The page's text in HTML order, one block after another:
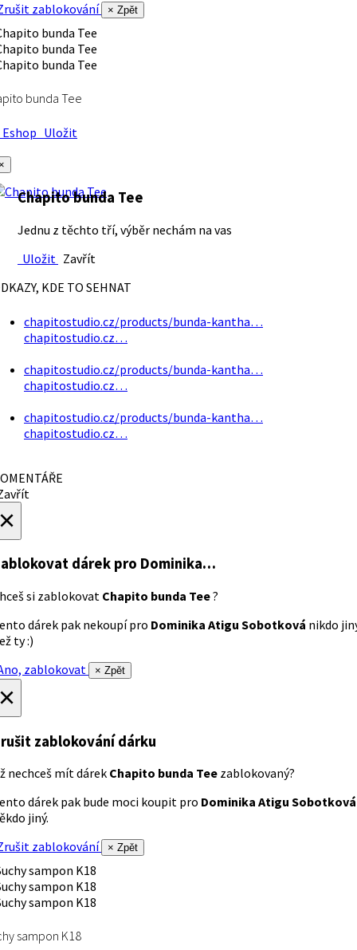
zablokování
× Zpět
bunda Tee
Uložit
Chapito bunda Tee
Jednu z těchto tří, výběr nechám na vas
Uložit Zavřít
KDE TO SEHNAT
chapitostudio.cz/products/bunda-kantha…
chapitostudio.cz…
chapitostudio.cz/products/bunda-kantha…
chapitostudio.cz…
chapitostudio.cz/products/bunda-kantha…
chapitostudio.cz…
dárek pro Dominika…
si zablokovat Chapito bunda Tee?
dárek pak nekoupí pro Dominika Atigu Sobotková nikdo
ty :)
zablokovat
× Zpět
zablokování dárku
nechceš mít dárek Chapito bunda Tee zablokovaný?
dárek pak bude moci koupit pro Dominika Atigu Sobotková
jiný.
zablokování
× Zpět
sampon K18